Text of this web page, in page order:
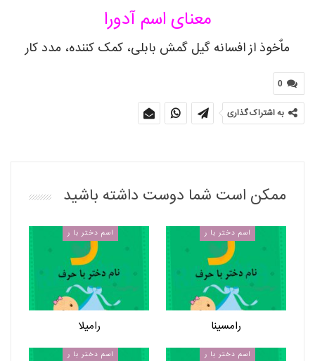
معنای اسم آدورا
ماٌخوذ از افسانه گیل گمش بابلی، کمک کننده، مدد کار
0
به اشتراک گذاری
ممکن است شما دوست داشته باشید
اسم دختر با ر
رامسینا
اسم دختر با ر
رامیلا
اسم دختر با ر اسم دختر با ر